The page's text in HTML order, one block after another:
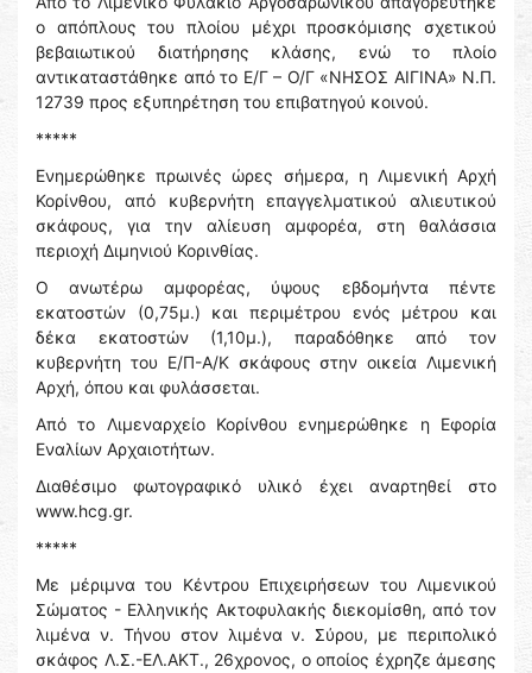
ο απόπλους του πλοίου μέχρι προσκόμισης σχετικού
βεβαιωτικού διατήρησης κλάσης, ενώ το πλοίο
αντικαταστάθηκε από το Ε/Γ – Ο/Γ «ΝΗΣΟΣ ΑΙΓΙΝΑ» Ν.Π.
12739 προς εξυπηρέτηση του επιβατηγού κοινού.
*****
Ενημερώθηκε πρωινές ώρες σήμερα, η Λιμενική Αρχή
Κορίνθου, από κυβερνήτη επαγγελματικού αλιευτικού
σκάφους, για την αλίευση αμφορέα, στη θαλάσσια
περιοχή Διμηνιού Κορινθίας.
Ο ανωτέρω αμφορέας, ύψους εβδομήντα πέντε
εκατοστών (0,75μ.) και περιμέτρου ενός μέτρου και
δέκα εκατοστών (1,10μ.), παραδόθηκε από τον
κυβερνήτη του Ε/Π-Α/Κ σκάφους στην οικεία Λιμενική
Αρχή, όπου και φυλάσσεται.
Από το Λιμεναρχείο Κορίνθου ενημερώθηκε η Εφορία
Εναλίων Αρχαιοτήτων.
Διαθέσιμο φωτογραφικό υλικό έχει αναρτηθεί στο
www.hcg.gr.
*****
Με μέριμνα του Κέντρου Επιχειρήσεων του Λιμενικού
Σώματος - Ελληνικής Ακτοφυλακής διεκομίσθη, από τον
λιμένα ν. Τήνου στον λιμένα ν. Σύρου, με περιπολικό
σκάφος Λ.Σ.-ΕΛ.ΑΚΤ., 26χρονος, ο οποίος έχρηζε άμεσης